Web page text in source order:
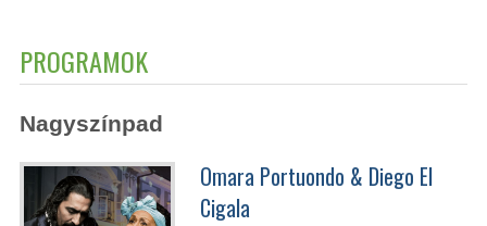
PROGRAMOK
Nagyszínpad
Omara Portuondo & Diego El
Cigala